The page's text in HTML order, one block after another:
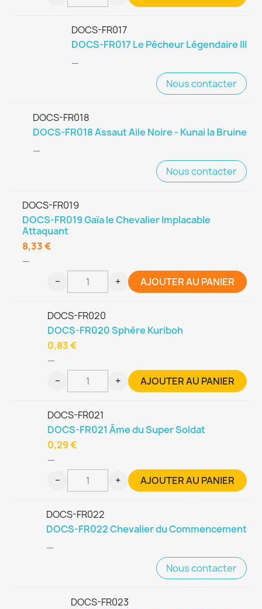
DOCS-FR017
DOCS-FR017 Le Pêcheur Légendaire III
—
Nous contacter
DOCS-FR018
DOCS-FR018 Assaut Aile Noire - Kunai la Bruine
—
Nous contacter
DOCS-FR019
DOCS-FR019 Gaïa le Chevalier Implacable
Attaquant
—
8,33 €
− + AJOUTER AU PANIER
DOCS-FR020
DOCS-FR020 Sphère Kuriboh
—
0,83 €
− + AJOUTER AU PANIER
DOCS-FR021
DOCS-FR021 Âme du Super Soldat
—
0,29 €
− + AJOUTER AU PANIER
DOCS-FR022
DOCS-FR022 Chevalier du Commencement
—
Nous contacter
DOCS-FR023